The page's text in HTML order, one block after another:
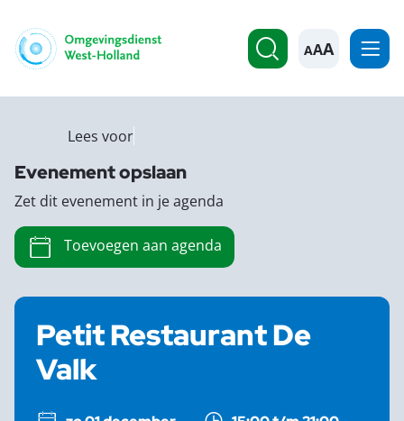
A
Petit Restaurant De
Valk
Lees voor
Evenement opslaan
Zet dit evenement in je agenda
Toevoegen aan agenda